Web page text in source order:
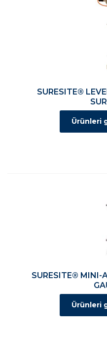
SURESITE®
Ürünleri
SURESITE® MINI-
Ürünleri